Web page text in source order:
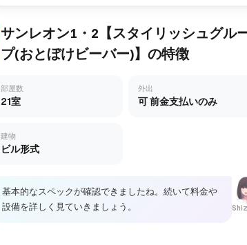
サンレオン1・2【スタイリッシュグル
プ(おとぼけビーバー)】の特徴
部屋数
21室
外出
可 前金支払いのみ
建物
ビル形式
基本的なスペックが確認できましたね。続いて料金や
設備を詳しく見ていきましょう。